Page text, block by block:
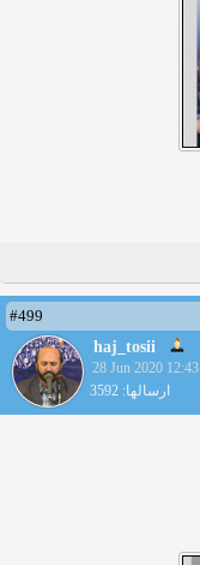
#499
haj_tosii
28 Jun 2020 12:43
ارسالها: 3592